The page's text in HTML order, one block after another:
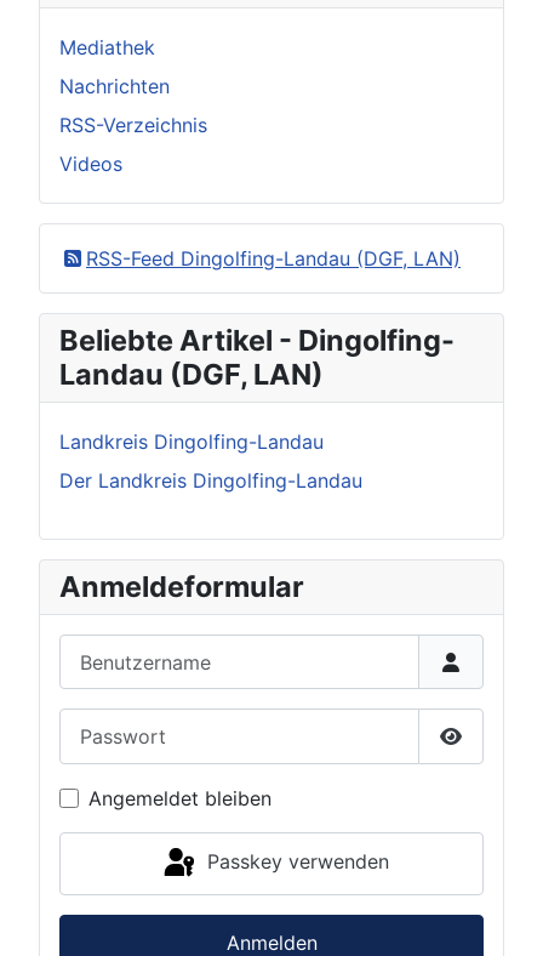
Mediathek
Nachrichten
RSS-Verzeichnis
Videos
RSS-Feed Dingolfing-Landau (DGF, LAN)
Beliebte Artikel - Dingolfing-
Landau (DGF, LAN)
Landkreis Dingolfing-Landau
Der Landkreis Dingolfing-Landau
Anmeldeformular
Passwort
Angemeldet bleiben
Passkey verwenden
Anmelden